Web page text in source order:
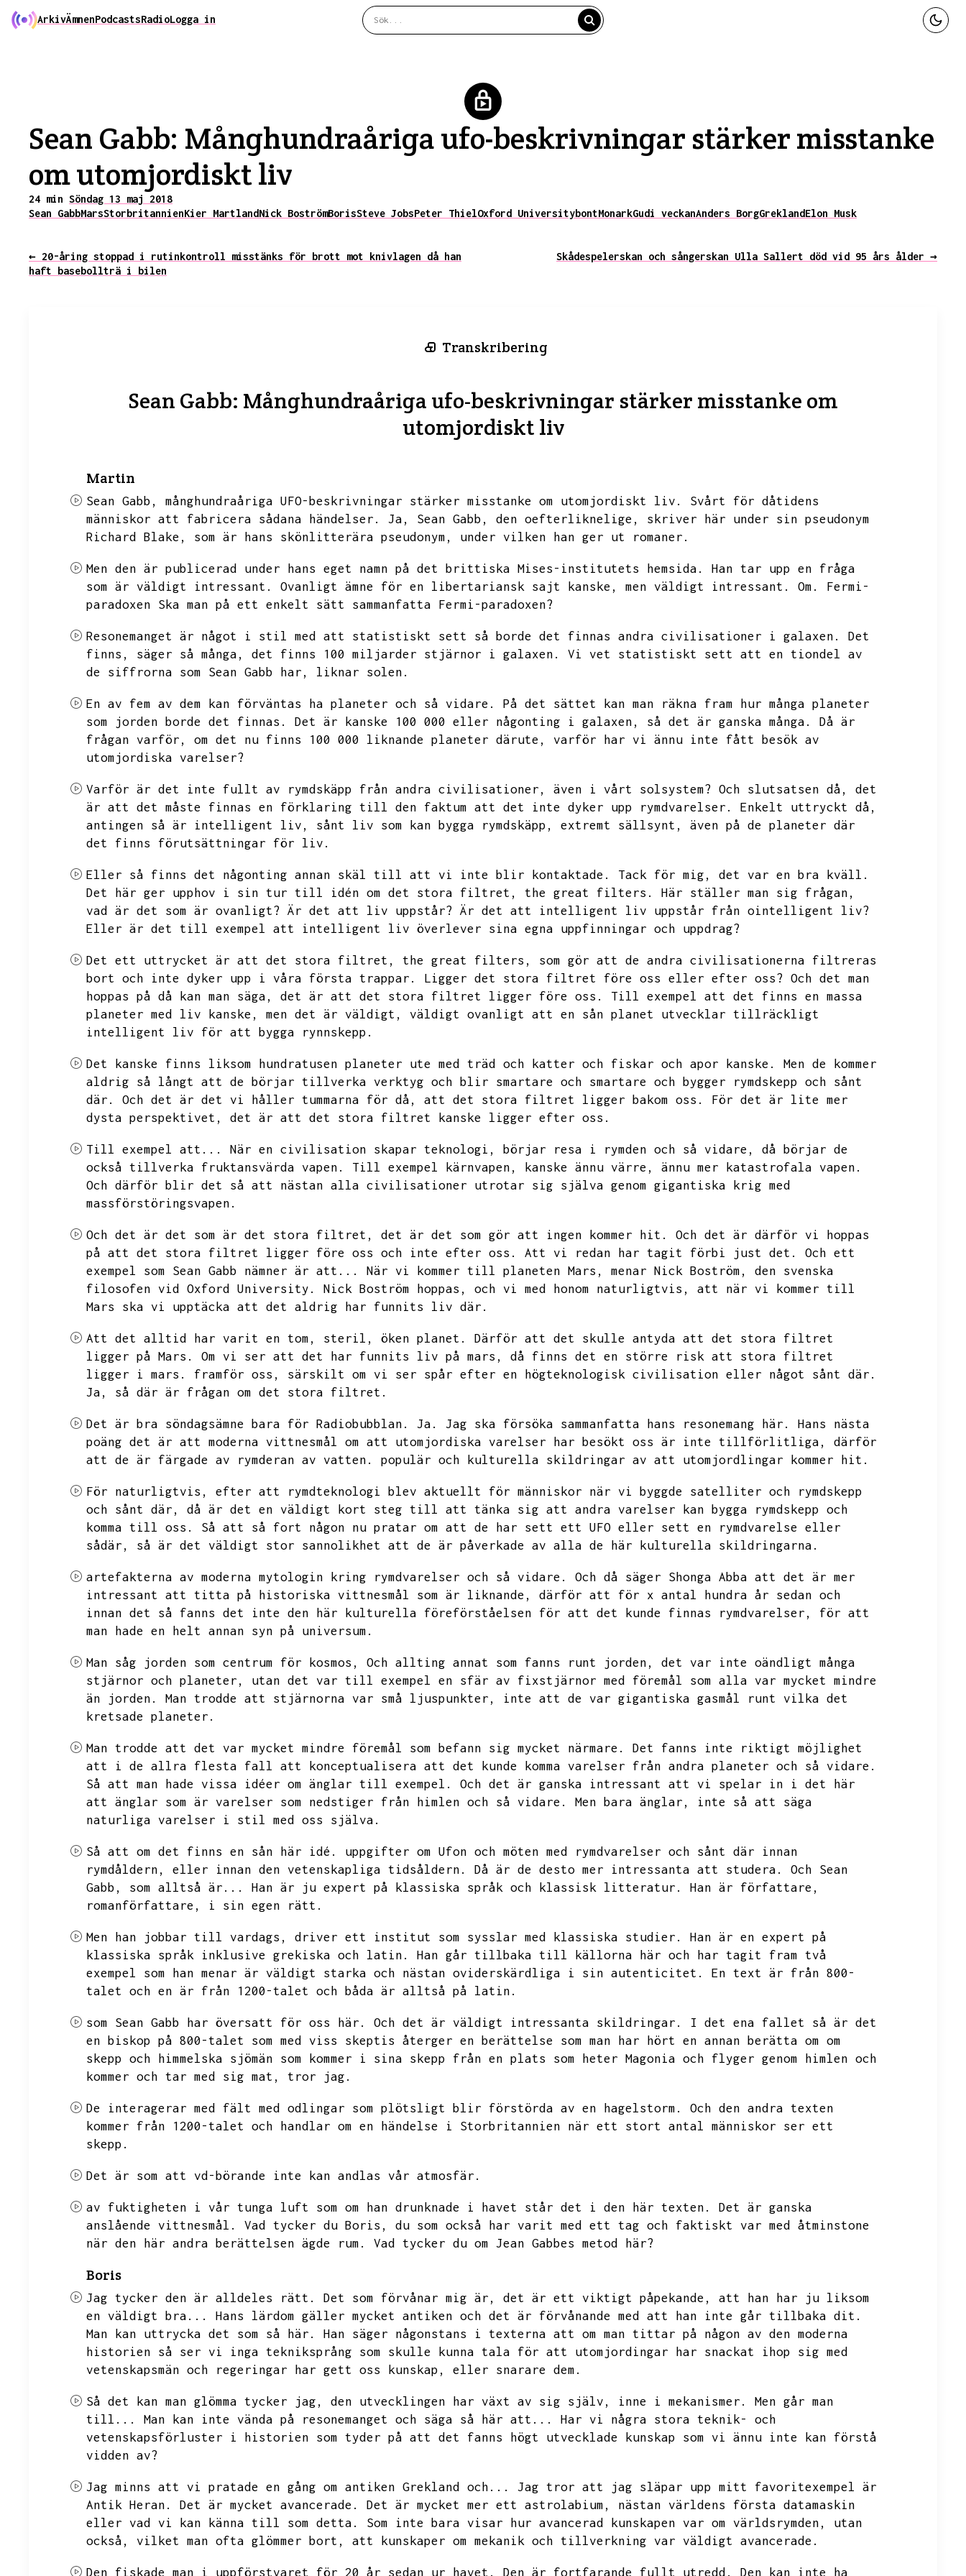
ArkivÄmnenPodcastsRadioLogga in
Sean Gabb: Månghundraåriga ufo-beskrivningar stärker misstanke
om utomjordiskt liv
24 min Söndag 13 maj 2018
Sean GabbMarsStorbritannienKier MartlandNick BoströmBorisSteve JobsPeter ThielOxford UniversitybontMonarkGudi veckanAnders BorgGreklandElon Musk
← 20-åring stoppad i rutinkontroll misstänks för brott mot knivlagen då han
haft basebollträ i bilen
Skådespelerskan och sångerskan Ulla Sallert död vid 95 års ålder →
Transkribering
Sean Gabb: Månghundraåriga ufo-beskrivningar stärker misstanke om
utomjordiskt liv
Martin
Sean Gabb, månghundraåriga UFO-beskrivningar stärker misstanke om utomjordiskt liv.
Svårt för dåtidens
människor att fabricera sådana händelser.
Ja, Sean Gabb, den oefterliknelige,
skriver här under sin pseudonym
Richard Blake,
som är hans skönlitterära pseudonym, under vilken han ger ut romaner.
Men den är publicerad under hans eget namn på det brittiska Mises-institutets hemsida.
Han tar upp en fråga
som är väldigt intressant.
Ovanligt ämne för en libertariansk sajt kanske, men väldigt intressant. Om.
Fermi-
paradoxen Ska man på ett enkelt sätt sammanfatta Fermi-paradoxen?
Resonemanget är något i stil med att statistiskt sett så borde det finnas andra civilisationer i galaxen.
Det
finns,
säger så många, det finns 100 miljarder stjärnor i galaxen.
Vi vet statistiskt sett att en tiondel av
de siffrorna som Sean Gabb har,
liknar solen.
En av fem av dem kan förväntas ha planeter och så vidare.
På det sättet kan man räkna fram hur många planeter
som jorden borde det finnas.
Det är kanske 100 000 eller någonting i galaxen, så det är ganska många.
Då är
frågan varför,
om det nu finns 100 000 liknande planeter därute,
varför har vi ännu inte fått besök av
utomjordiska varelser?
Varför är det inte fullt av rymdskäpp från andra civilisationer, även i vårt solsystem? Och slutsatsen då,
det
är att det måste finnas en förklaring till den faktum att det inte dyker upp rymdvarelser.
Enkelt uttryckt då,
antingen så är intelligent liv,
sånt liv som kan bygga rymdskäpp, extremt sällsynt,
även på de planeter där
det finns förutsättningar för liv.
Eller så finns det någonting annan skäl till att vi inte blir kontaktade. Tack för mig,
det var en bra kväll.
Det här ger upphov i sin tur till idén om det stora filtret,
the great filters.
Här ställer man sig frågan,
vad är det som är ovanligt? Är det att liv uppstår? Är det att intelligent liv uppstår från ointelligent liv?
Eller är det till exempel att intelligent liv överlever sina egna uppfinningar och uppdrag?
Det ett uttrycket är att det stora filtret, the great filters,
som gör att de andra civilisationerna filtreras
bort och inte dyker upp i våra första trappar.
Ligger det stora filtret före oss eller efter oss? Och det man
hoppas på då kan man säga,
det är att det stora filtret ligger före oss.
Till exempel att det finns en massa
planeter med liv kanske,
men det är väldigt,
väldigt ovanligt att en sån planet utvecklar tillräckligt
intelligent liv för att bygga rynnskepp.
Det kanske finns liksom hundratusen planeter ute med träd och katter och fiskar och apor kanske.
Men de kommer
aldrig så långt att de börjar tillverka verktyg och blir smartare och smartare och bygger rymdskepp och sånt
där.
Och det är det vi håller tummarna för då, att det stora filtret ligger bakom oss.
För det är lite mer
dysta perspektivet,
det är att det stora filtret kanske ligger efter oss.
Till exempel att... När en civilisation skapar teknologi, börjar resa i rymden och så vidare,
då börjar de
också tillverka fruktansvärda vapen.
Till exempel kärnvapen, kanske ännu värre,
ännu mer katastrofala vapen.
Och därför blir det så att nästan alla civilisationer utrotar sig själva genom gigantiska krig med
massförstöringsvapen.
Och det är det som är det stora filtret, det är det som gör att ingen kommer hit.
Och det är därför vi hoppas
på att det stora filtret ligger före oss och inte efter oss.
Att vi redan har tagit förbi just det.
Och ett
exempel som Sean Gabb nämner är att...
När vi kommer till planeten Mars, menar Nick Boström,
den svenska
filosofen vid Oxford University.
Nick Boström hoppas, och vi med honom naturligtvis,
att när vi kommer till
Mars ska vi upptäcka att det aldrig har funnits liv där.
Att det alltid har varit en tom, steril, öken planet.
Därför att det skulle antyda att det stora filtret
ligger på Mars.
Om vi ser att det har funnits liv på mars,
då finns det en större risk att stora filtret
ligger i mars.
framför oss,
särskilt om vi ser spår efter en högteknologisk civilisation eller något sånt där.
Ja,
så där är frågan om det stora filtret.
Det är bra söndagsämne bara för Radiobubblan. Ja. Jag ska försöka sammanfatta hans resonemang här.
Hans nästa
poäng det är att moderna vittnesmål om att utomjordiska varelser har besökt oss är inte tillförlitliga,
därför
att de är färgade av rymderan av vatten.
populär och kulturella skildringar av att utomjordlingar kommer hit.
För naturligtvis,
efter att rymdteknologi blev aktuellt för människor när vi byggde satelliter och rymdskepp
och sånt där,
då är det en väldigt kort steg till att tänka sig att andra varelser kan bygga rymdskepp och
komma till oss.
Så att så fort någon nu pratar om att de har sett ett UFO eller sett en rymdvarelse eller
sådär,
så är det väldigt stor sannolikhet att de är påverkade av alla de här kulturella skildringarna.
artefakterna av moderna mytologin kring rymdvarelser och så vidare.
Och då säger Shonga Abba att det är mer
intressant att titta på historiska vittnesmål som är liknande,
därför att för x antal hundra år sedan och
innan det så fanns det inte den här kulturella föreförståelsen för att det kunde finnas rymdvarelser,
för att
man hade en helt annan syn på universum.
Man såg jorden som centrum för kosmos, Och allting annat som fanns runt jorden,
det var inte oändligt många
stjärnor och planeter,
utan det var till exempel en sfär av fixstjärnor med föremål som alla var mycket mindre
än jorden.
Man trodde att stjärnorna var små ljuspunkter,
inte att de var gigantiska gasmål runt vilka det
kretsade planeter.
Man trodde att det var mycket mindre föremål som befann sig mycket närmare.
Det fanns inte riktigt möjlighet
att
i de allra flesta fall att konceptualisera att det kunde komma varelser från andra planeter och så vidare.
Så att man hade vissa idéer om änglar till exempel.
Och det är ganska intressant att vi spelar in i det här
att änglar som är varelser som nedstiger från himlen och så vidare.
Men bara änglar,
inte så att säga
naturliga varelser i stil med oss själva.
Så att om det finns en sån här idé.
uppgifter om Ufon och möten med rymdvarelser och sånt där innan
rymdåldern,
eller innan den vetenskapliga tidsåldern. Då är de desto mer intressanta att studera.
Och Sean
Gabb,
som alltså är... Han är ju expert på klassiska språk och klassisk litteratur.
Han är författare,
romanförfattare,
i sin egen rätt.
Men han jobbar till vardags, driver ett institut som sysslar med klassiska studier.
Han är en expert på
klassiska språk inklusive grekiska och latin.
Han går tillbaka till källorna här och har tagit fram två
exempel som han menar är väldigt starka och nästan oviderskärdliga i sin autenticitet.
En text är från 800-
talet och en är från 1200-talet och båda är alltså på latin.
som Sean Gabb har översatt för oss här. Och det är väldigt intressanta skildringar.
I det ena fallet så är det
en biskop på 800-talet som med viss skeptis återger en berättelse som man har hört en annan berätta om om
skepp och himmelska sjömän som kommer i sina skepp från en plats som heter Magonia och flyger genom himlen och
kommer och tar med sig mat,
tror jag.
De interagerar med fält med odlingar som plötsligt blir förstörda av en hagelstorm.
Och den andra texten
kommer från 1200-talet och handlar om en händelse i Storbritannien när ett stort antal människor ser ett
skepp.
Det är som att vd-börande inte kan andlas vår atmosfär.
av fuktigheten i vår tunga luft som om han drunknade i havet står det i den här texten.
Det är ganska
anslående vittnesmål.
Vad tycker du Boris,
du som också har varit med ett tag och faktiskt var med åtminstone
när den här andra berättelsen ägde rum.
Vad tycker du om Jean Gabbes metod här?
Boris
Jag tycker den är alldeles rätt. Det som förvånar mig är, det är ett viktigt påpekande,
att han har ju liksom
en väldigt bra...
Hans lärdom gäller mycket antiken och det är förvånande med att han inte går tillbaka dit.
Man kan uttrycka det som så här.
Han säger någonstans i texterna att om man tittar på någon av den moderna
historien så ser vi inga tekniksprång som skulle kunna tala för att utomjordingar har snackat
ihop sig med
vetenskapsmän och regeringar har gett oss kunskap,
eller snarare dem.
Så det kan man glömma tycker jag, den utvecklingen har växt av sig själv, inne i mekanismer.
Men går man
till...
Man kan inte vända på resonemanget och säga så här att...
Har vi några stora teknik- och
vetenskapsförluster i historien som tyder på att det fanns högt utvecklade kunskap som vi ännu inte kan förstå
vidden av?
Jag minns att vi pratade en gång om antiken Grekland och...
Jag tror att jag släpar upp mitt favoritexempel är
Antik Heran.
Det är mycket avancerade. Det är mycket mer ett astrolabium,
nästan världens första datamaskin
eller vad vi kan känna till som detta.
Som inte bara visar hur avancerad kunskapen var om världsrymden,
utan
också,
vilket man ofta glömmer bort, att kunskaper om mekanik och tillverkning var väldigt avancerade.
Den fiskade man i uppförstvaret för 20 år sedan ur havet. Den är fortfarande fullt utredd. Den kan inte ha